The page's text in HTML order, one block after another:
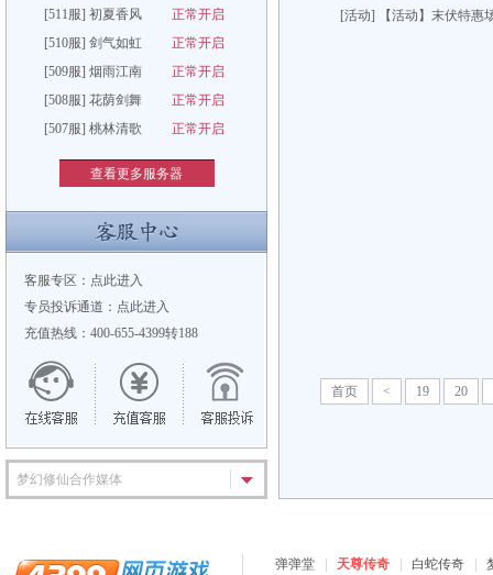
[511服] 初夏香风
正常开启
[510服] 剑气如虹
正常开启
[509服] 烟雨江南
正常开启
[508服] 花荫剑舞
正常开启
[507服] 桃林清歌
正常开启
查看更多服务器
客服专区： 点此进入
专员投诉通道： 点此进入
充值热线：400-655-4399转188
梦幻修仙合作媒体
[活动] 【活动】末伏特惠
首页 < 19 20
弹弹堂 天尊传奇 白蛇传奇